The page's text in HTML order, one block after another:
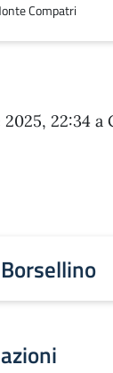
Compatri
22:34